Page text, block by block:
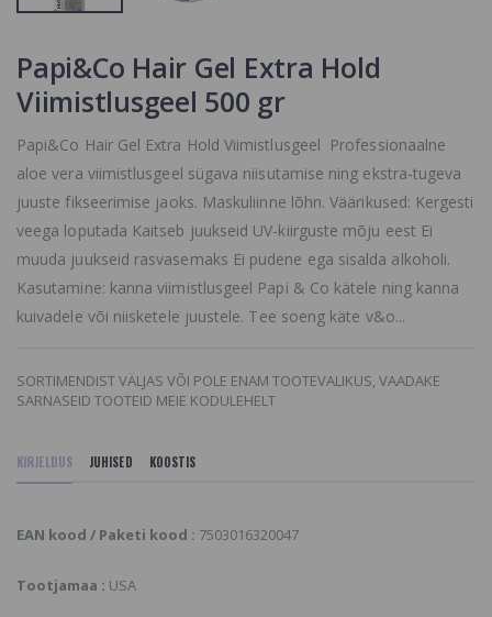
Papi&Co Hair Gel Extra Hold
Viimistlusgeel 500 gr
Papi&Co Hair Gel Extra Hold Viimistlusgeel Professionaalne
aloe vera viimistlusgeel sügava niisutamise ning ekstra-tugeva
juuste fikseerimise jaoks. Maskuliinne lõhn. Väärikused: Kergesti
veega loputada Kaitseb juukseid UV-kiirguste mõju eest Ei
muuda juukseid rasvasemaks Ei pudene ega sisalda alkoholi.
Kasutamine: kanna viimistlusgeel Papi & Co kätele ning kanna
kuivadele või niisketele juustele. Tee soeng käte v&o...
SORTIMENDIST VÄLJAS VÕI POLE ENAM TOOTEVALIKUS, VAADAKE
SARNASEID TOOTEID MEIE KODULEHELT
KIRJELDUS JUHISED KOOSTIS
EAN kood / Paketi kood : 7503016320047
Tootjamaa : USA